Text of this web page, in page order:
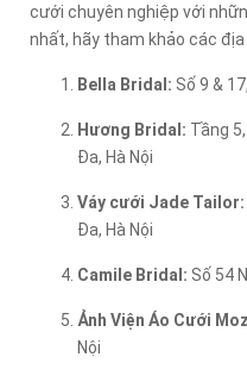
cưới chuyên nghiệp với
nhất, hãy tham khảo các
Bella Bridal: Số 9 &
Hương Bridal: Tầng
Đa, Hà Nội
Váy cưới Jade Tailor:
Đa, Hà Nội
Camile Bridal: Số 54
Ảnh Viện Áo Cưới
Nội